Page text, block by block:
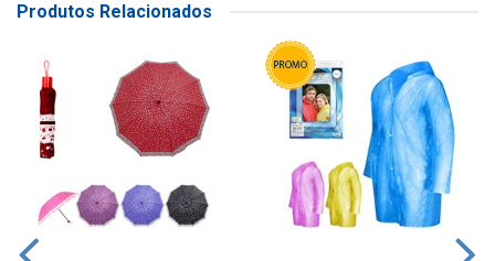
Produtos Relacionados